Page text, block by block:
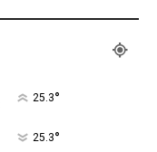
25.3°
25.3°